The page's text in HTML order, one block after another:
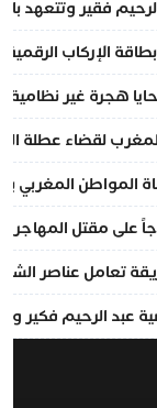
الرحيم فقير وتتعهد
الإركاب الرقمية
هجرة غير
لقضاء عطلة الصيف
المواطن المغربي
على مقتل المهاجر
تعامل عناصر
عبد الرحيم فكير